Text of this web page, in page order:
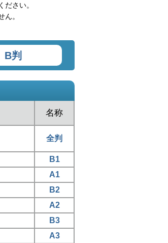
さい。
。
B判
名称
全判
B1
A1
B2
A2
B3
A3